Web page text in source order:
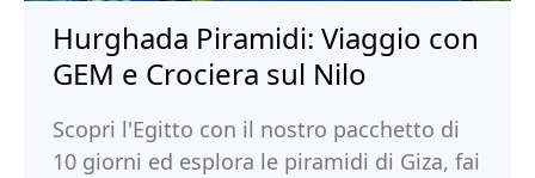
Hurghada Piramidi: Viaggio con
GEM e Crociera sul Nilo
Scopri l'Egitto con il nostro pacchetto di
10 giorni ed esplora le piramidi di Giza, fai